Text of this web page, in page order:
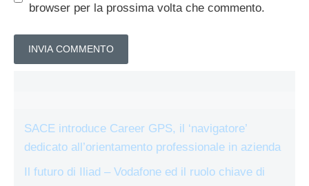
browser per la prossima volta che commento.
SACE introduce Career GPS, il ‘navigatore’
dedicato all’orientamento professionale in azienda
Il futuro di Iliad – Vodafone ed il ruolo chiave di